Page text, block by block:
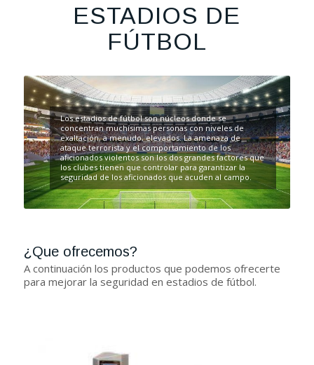
ESTADIOS DE
FÚTBOL
Los estadios de fútbol son núcleos donde se
concentran muchísimas personas con niveles de
exaltación, a menudo, elevados. La amenaza de
ataque terrorista y el comportamiento de los
aficionados violentos son los dos grandes factores que
los clubes tienen que controlar para garantizar la
seguridad de los aficionados que acuden al campo.
¿Que ofrecemos?
A continuación los productos que podemos ofrecerte
para mejorar la seguridad en estadios de fútbol.